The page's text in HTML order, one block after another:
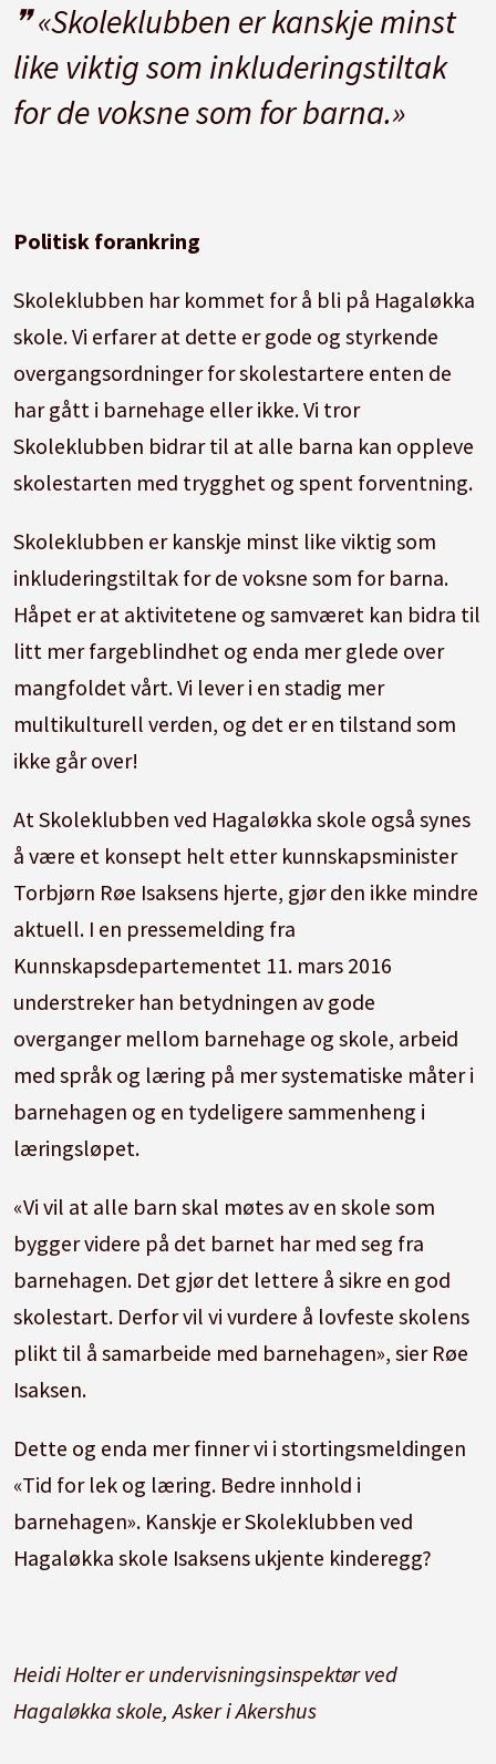
«Skoleklubben er kanskje minst
like viktig som inkluderingstiltak
for de voksne som for barna.»
Politisk forankring
Skoleklubben har kommet for å bli på Hagaløkka
skole. Vi erfarer at dette er gode og styrkende
overgangsordninger for skolestartere enten de
har gått i barnehage eller ikke. Vi tror
Skoleklubben bidrar til at alle barna kan oppleve
skolestarten med trygghet og spent forventning.
Skoleklubben er kanskje minst like viktig som
inkluderingstiltak for de voksne som for barna.
Håpet er at aktivitetene og samværet kan bidra til
litt mer fargeblindhet og enda mer glede over
mangfoldet vårt. Vi lever i en stadig mer
multikulturell verden, og det er en tilstand som
ikke går over!
At Skoleklubben ved Hagaløkka skole også synes
å være et konsept helt etter kunnskapsminister
Torbjørn Røe Isaksens hjerte, gjør den ikke mindre
aktuell. I en pressemelding fra
Kunnskapsdepartementet 11. mars 2016
understreker han betydningen av gode
overganger mellom barnehage og skole, arbeid
med språk og læring på mer systematiske måter i
barnehagen og en tydeligere sammenheng i
læringsløpet.
«Vi vil at alle barn skal møtes av en skole som
bygger videre på det barnet har med seg fra
barnehagen. Det gjør det lettere å sikre en god
skolestart. Derfor vil vi vurdere å lovfeste skolens
plikt til å samarbeide med barnehagen», sier Røe
Isaksen.
Dette og enda mer finner vi i stortingsmeldingen
«Tid for lek og læring. Bedre innhold i
barnehagen». Kanskje er Skoleklubben ved
Hagaløkka skole Isaksens ukjente kinderegg?
Heidi Holter er undervisningsinspektør ved
Hagaløkka skole, Asker i Akershus